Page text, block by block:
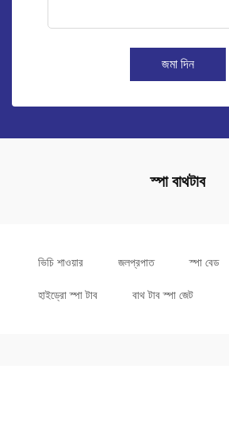
জমা দিন
স্পা বাথটাব
ভিচি শাওয়ার জলপ্রপাত স্পা বেড
হাইড্রো স্পা টাব বাথ টাব স্পা জেট